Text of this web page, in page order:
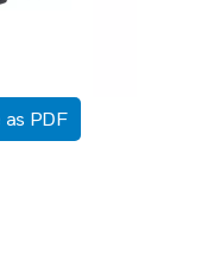
PDF